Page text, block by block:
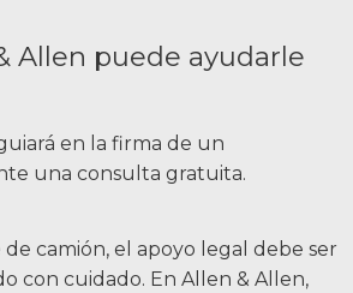
Allen puede ayudarle
camión, el apoyo legal debe ser
con cuidado. En Allen & Allen,